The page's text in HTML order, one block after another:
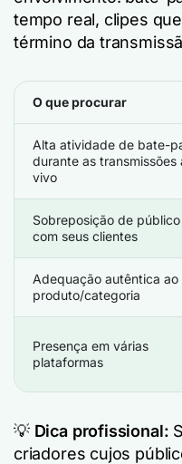
tempo real, clipes
término da
O que procurar
Alta atividade de bate-
durante as transmissões
vivo
Sobreposição de público
com seus clientes
Adequação autêntica ao
produto/categoria
Presença em várias
plataformas
💡 Dica profissional:
criadores cujos